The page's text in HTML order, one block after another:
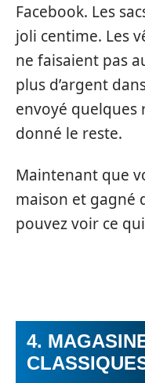
Facebook. Les
joli centime. Les
ne faisaient pas
plus d’argent
envoyé quelques
donné le reste.
Maintenant que
maison et gagné
pouvez voir ce
4.